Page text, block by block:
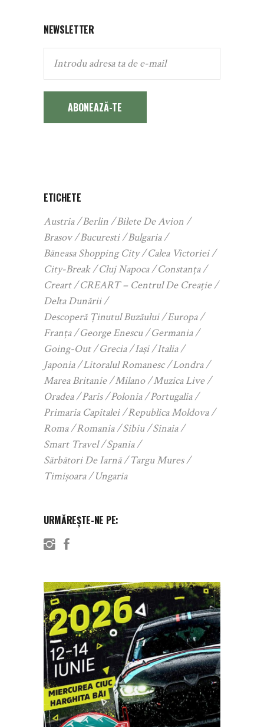
NEWSLETTER
ABONEAZĂ-TE
ETICHETE
Austria Berlin
Bilete De Avion
Brasov
Bucuresti
Bulgaria
Băneasa Shopping City
Calea Victoriei
City-Break
Cluj Napoca
Constanța
Creart
CREART – Centrul De Creație
Delta Dunării
Descoperă Ținutul Buzăului
Europa
Franța
George Enescu
Germania
Going-Out
Grecia Iași
Italia
Japonia
Litoralul Romanesc
Londra
Marea Britanie
Milano
Muzica Live
Oradea
Paris Polonia
Portugalia
Primaria Capitalei
Republica Moldova
Roma
Romania Sibiu
Sinaia
Smart Travel
Spania
Sărbători De Iarnă
Targu Mures
Timișoara
Ungaria
URMĂREȘTE-NE PE: